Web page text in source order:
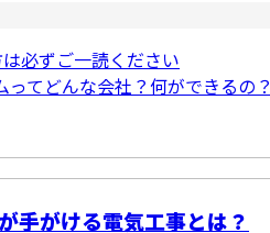
必ずご一読ください
ってどんな会社？何ができるの？
手がける電気工事とは？